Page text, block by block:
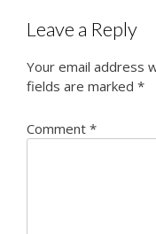
Leave a Reply
Your email address
fields are marked *
Comment *